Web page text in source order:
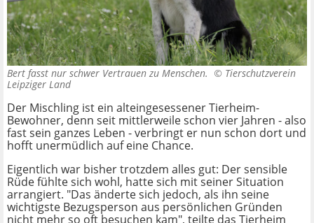
Bert fasst nur schwer Vertrauen zu Menschen. © Tierschutzverein
Leipziger Land
Der Mischling ist ein alteingesessener Tierheim-
Bewohner, denn seit mittlerweile schon vier Jahren - also
fast sein ganzes Leben - verbringt er nun schon dort und
hofft unermüdlich auf eine Chance.
Eigentlich war bisher trotzdem alles gut: Der sensible
Rüde fühlte sich wohl, hatte sich mit seiner Situation
arrangiert. "Das änderte sich jedoch, als ihn seine
wichtigste Bezugsperson aus persönlichen Gründen
nicht mehr so oft besuchen kam", teilte das Tierheim